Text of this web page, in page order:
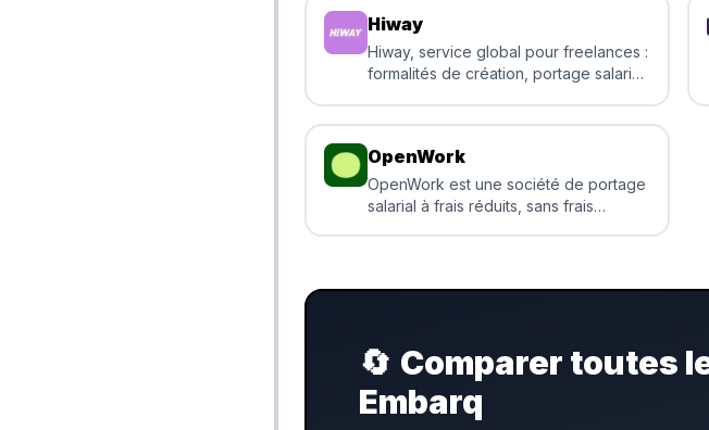
Hiway
Hiway, service global pour freelances :
formalités de création, portage salarial,
OpenWork
OpenWork est une société de portage
salarial à frais réduits, sans frais
groupe
🔄 Comparer toutes
Embarq